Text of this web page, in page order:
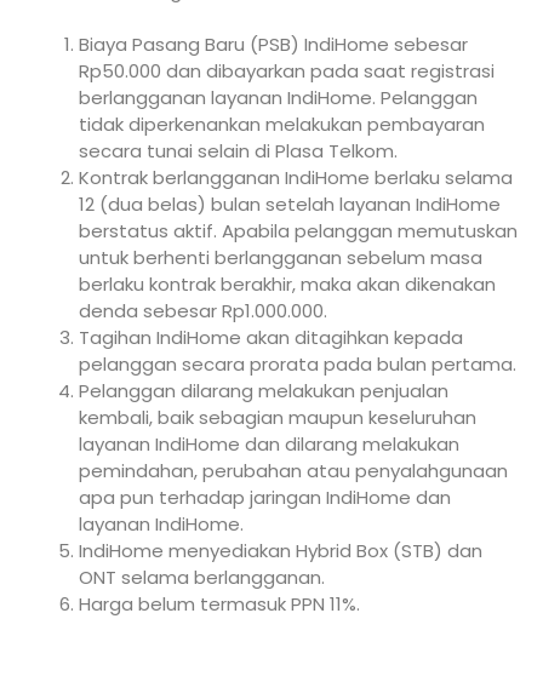
Biaya Pasang Baru (PSB) IndiHome sebesar
Rp50.000 dan dibayarkan pada saat registrasi
berlangganan layanan IndiHome. Pelanggan
tidak diperkenankan melakukan pembayaran
secara tunai selain di Plasa Telkom.
Kontrak berlangganan IndiHome berlaku selama
12 (dua belas) bulan setelah layanan IndiHome
berstatus aktif. Apabila pelanggan memutuskan
untuk berhenti berlangganan sebelum masa
berlaku kontrak berakhir, maka akan dikenakan
denda sebesar Rp1.000.000.
Tagihan IndiHome akan ditagihkan kepada
pelanggan secara prorata pada bulan pertama.
Pelanggan dilarang melakukan penjualan
kembali, baik sebagian maupun keseluruhan
layanan IndiHome dan dilarang melakukan
pemindahan, perubahan atau penyalahgunaan
apa pun terhadap jaringan IndiHome dan
layanan IndiHome.
IndiHome menyediakan Hybrid Box (STB) dan
ONT selama berlangganan.
Harga belum termasuk PPN 11%.